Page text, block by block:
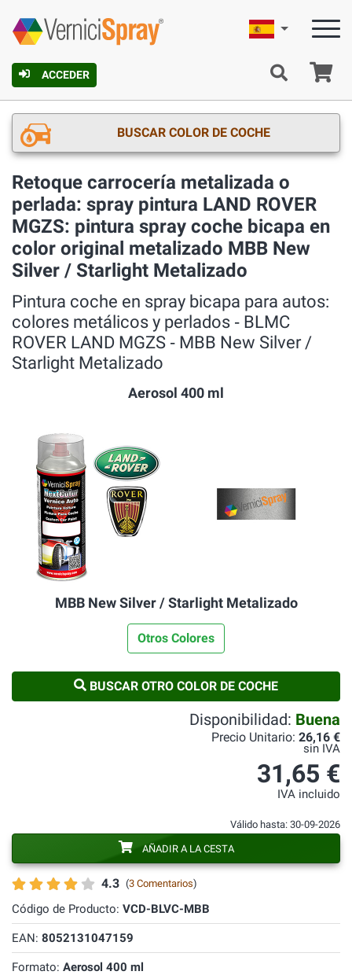
ACCEDER
Español
BUSCAR COLOR DE COCHE
Retoque carrocería metalizada o
perlada: spray pintura LAND ROVER
MGZS: pintura spray coche bicapa en
color original metalizado MBB New
Silver / Starlight Metalizado
Pintura coche en spray bicapa para autos:
colores metálicos y perlados ‐ BLMC
ROVER LAND MGZS ‐ MBB New Silver /
Starlight Metalizado
Aerosol 400 ml
MBB New Silver / Starlight Metalizado
Otros Colores
BUSCAR OTRO COLOR DE COCHE
4.3 (3 Comentarios)
Código de Producto: VCD-BLVC-MBB
EAN: 8052131047159
Formato: Aerosol 400 ml
Disponibilidad: Buena
Precio Unitario: 26,16 €
sin IVA
31,65 €
IVA incluido
Válido hasta: 30-09-2026
AÑADIR A LA CESTA